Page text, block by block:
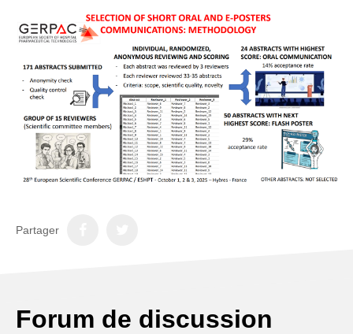
Partager
Forum de discussion